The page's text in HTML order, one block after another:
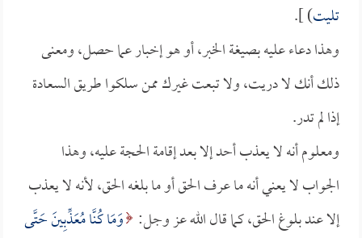
تليت) ].
وهذا دعاء عليه بصيغة الخبر، أو هو إخبار عما حصل، ومعنى
ذلك أنك لا دريت، ولا تبعت غيرك ممن سلكوا طريق السعادة
إذا لم تدر.
ومعلوم أنه لا يعذب أحد إلا بعد إقامة الحجة عليه، وهذا
الجواب لا يعني أنه ما عرف الحق أو ما بلغه الحق، لأنه لا يعذب
إلا عند بلوغ الحق، كما قال الله عز وجل: وَمَا كُنَّا مُعَذِّبِينَ حَتَّى